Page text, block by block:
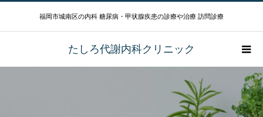
福岡市城南区の内科 糖尿病・甲状腺疾患の診療や治療 訪問診療
たしろ代謝内科クリニック